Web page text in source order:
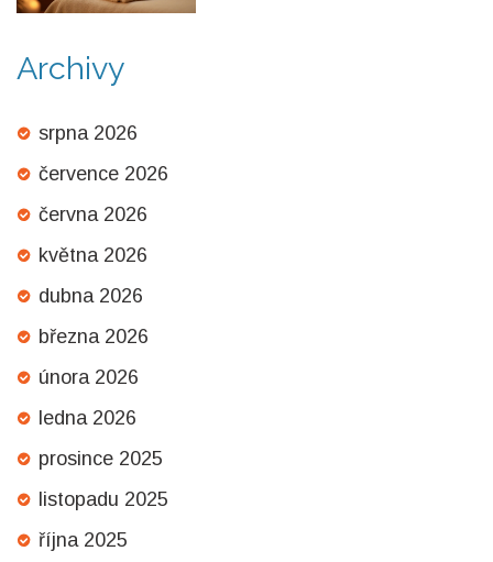
Archivy
srpna 2026
července 2026
června 2026
května 2026
dubna 2026
března 2026
února 2026
ledna 2026
prosince 2025
listopadu 2025
října 2025